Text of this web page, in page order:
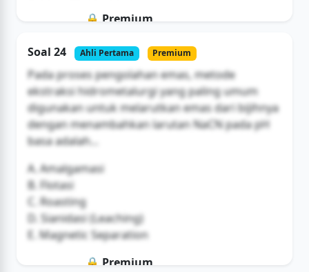
🔒 Premium
Buka Akses
Soal 24 Ahli Pertama Premium
Pada proses pengolahan emas, metode
ekstraksi hidrometalurgi yang paling umum
digunakan untuk melarutkan emas dari bijihnya
dengan menambahkan larutan NaCN pada pH
basa adalah...
A. Amalgamasi
B. Flotasi
C. Roasting
D. Sianidasi (Leaching)
E. Magnetic Separation
🔒 Premium